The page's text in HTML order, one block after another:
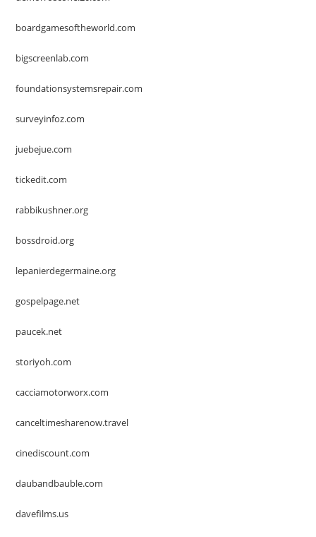
boardgamesoftheworld.com
bigscreenlab.com
foundationsystemsrepair.com
surveyinfoz.com
juebejue.com
tickedit.com
rabbikushner.org
bossdroid.org
lepanierdegermaine.org
gospelpage.net
paucek.net
storiyoh.com
cacciamotorworx.com
canceltimesharenow.travel
cinediscount.com
daubandbauble.com
davefilms.us